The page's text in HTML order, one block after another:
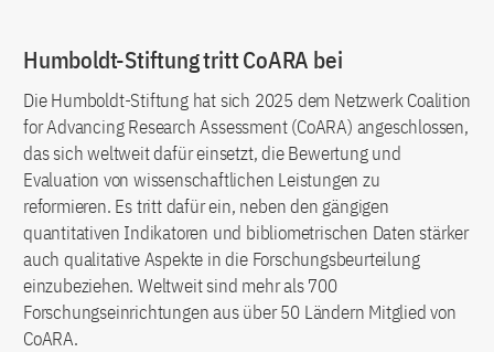
Humboldt-Stiftung tritt CoARA bei
Die Humboldt-Stiftung hat sich 2025 dem Netzwerk Coalition
for Advancing Research Assessment (CoARA) angeschlossen,
das sich weltweit dafür einsetzt, die Bewertung und
Evaluation von wissenschaftlichen Leistungen zu
reformieren. Es tritt dafür ein, neben den gängigen
quantitativen Indikatoren und bibliometrischen Daten stärker
auch qualitative Aspekte in die Forschungsbeurteilung
einzubeziehen. Weltweit sind mehr als 700
Forschungseinrichtungen aus über 50 Ländern Mitglied von
CoARA.